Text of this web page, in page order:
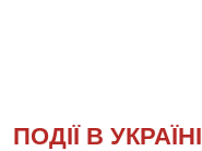
ПОДІЇ В УКРАЇНІ